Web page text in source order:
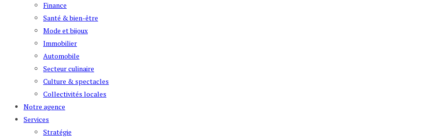
Finance
Santé & bien-être
Mode et bijoux
Immobilier
Automobile
Secteur culinaire
Culture & spectacles
Collectivités locales
Notre agence
Services
Stratégie